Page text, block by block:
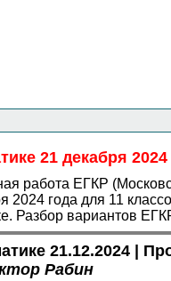
21 декабря 2024
работа ЕГКР
2024 года для 11
Разбор вариантов
21.12.2024
Рабин